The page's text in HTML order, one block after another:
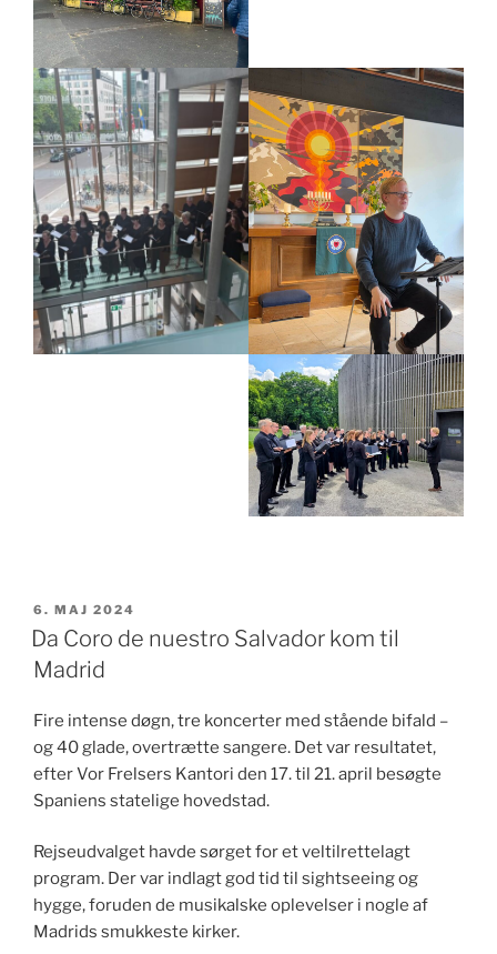
UDGIVET
DEN
6. MAJ 2024
Da Coro de nuestro Salvador kom til
Madrid
Fire intense døgn, tre koncerter med stående bifald –
og 40 glade, overtrætte sangere. Det var resultatet,
efter Vor Frelsers Kantori den 17. til 21. april besøgte
Spaniens statelige hovedstad.
Rejseudvalget havde sørget for et veltilrettelagt
program. Der var indlagt god tid til sightseeing og
hygge, foruden de musikalske oplevelser i nogle af
Madrids smukkeste kirker.